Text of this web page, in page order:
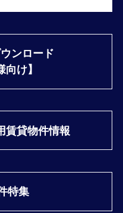
ンロード
向け】
賃貸物件情報
特集